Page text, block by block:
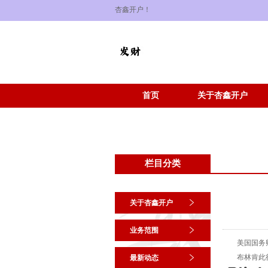
杏鑫开户！
首页 关于杏鑫开户
栏目分类
关于杏鑫开户
业务范围
最新动态
美国国务卿
布林肯此行